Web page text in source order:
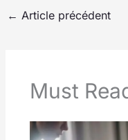
← Article précédent
Must